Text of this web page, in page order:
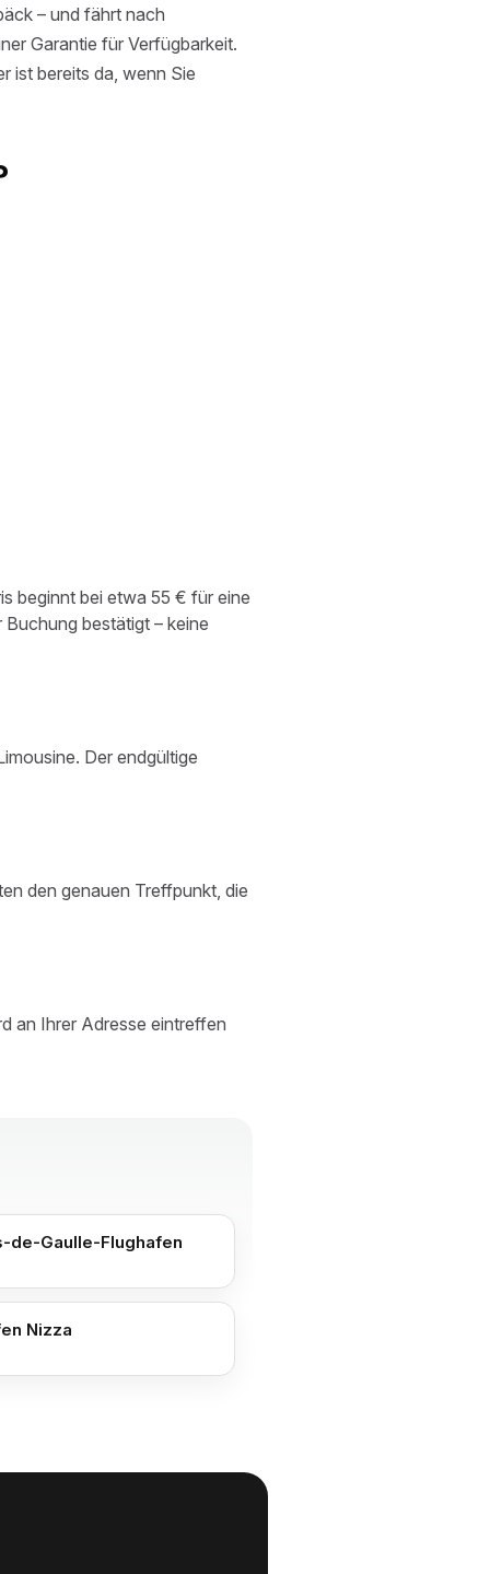
– und fährt nach
Garantie für Verfügbarkeit.
ist bereits da, wenn Sie
beginnt bei etwa 55 € für eine
bestätigt – keine
Der endgültige
den genauen Treffpunkt, die
an Ihrer Adresse eintreffen
de-Gaulle-Flughafen
Nizza